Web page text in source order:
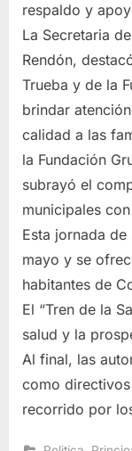
respaldo y
La Secretaria
Rendón,
Trueba y de la
brindar
calidad a las
la Fundación
subrayó el
municipales
Esta jornada
mayo y se
habitantes de
El “Tren de la
salud y la
Al final, las
como
recorrido por